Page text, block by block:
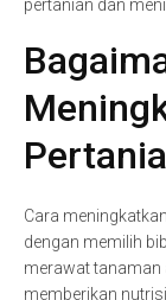
pertanian dan
Cara
dengan memilih
merawat tanaman
memberikan